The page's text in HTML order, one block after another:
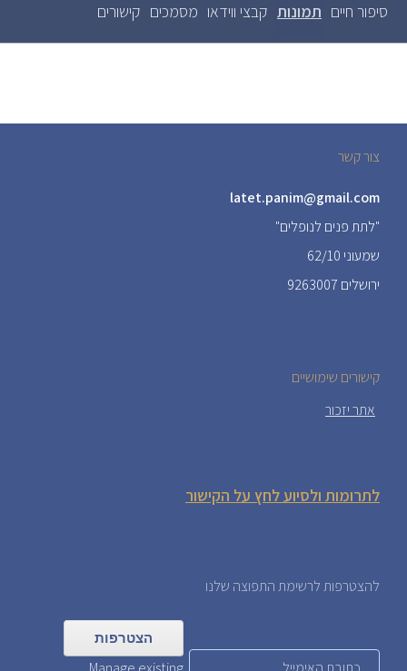
לשוניות
ראשיות
סיפור חיים תמונות (לשונית
קבצי ווידאו מסמכים קישורים
צור קשר
latet.panim@gmail.com
"לתת פנים לנופלים"
שמעוני 62/10
ירושלים 9263007
קישורים שימושיים
אתר יזכור
לתרומות ולסיוע לחץ על הקישור
להצטרפות לרשימת התפוצה שלנו